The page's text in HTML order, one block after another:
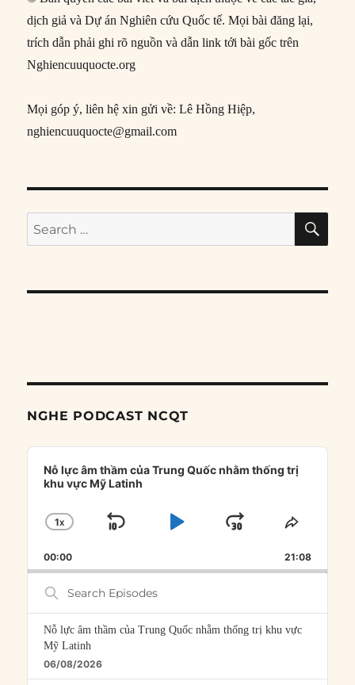
dịch giả và Dự án Nghiên cứu Quốc tế. Mọi bài đăng lại,
trích dẫn phải ghi rõ nguồn và dẫn link tới bài gốc trên
Nghiencuuquocte.org
Mọi góp ý, liên hệ xin gửi về: Lê Hồng Hiệp,
nghiencuuquocte@gmail.com
Search
for:
NGHE PODCAST NCQT
Audio
Player
Nỗ lực âm thầm của Trung Quốc nhằm thống trị
khu vực Mỹ Latinh
CHANGE
RATE
1X
SKIP
PLAYJUMP
FORWARD
SHARE
00:00 21:08
Search
Episodes
Nỗ lực âm thầm của Trung Quốc nhằm thống trị khu vực
Mỹ Latinh
06/08/2026